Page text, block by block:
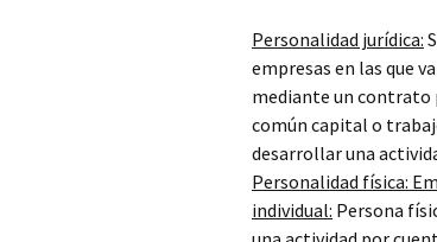
Personalidad jurídica:
empresas en las que
mediante un contrato
común capital o
desarrollar una
Personalidad física:
individual: Persona